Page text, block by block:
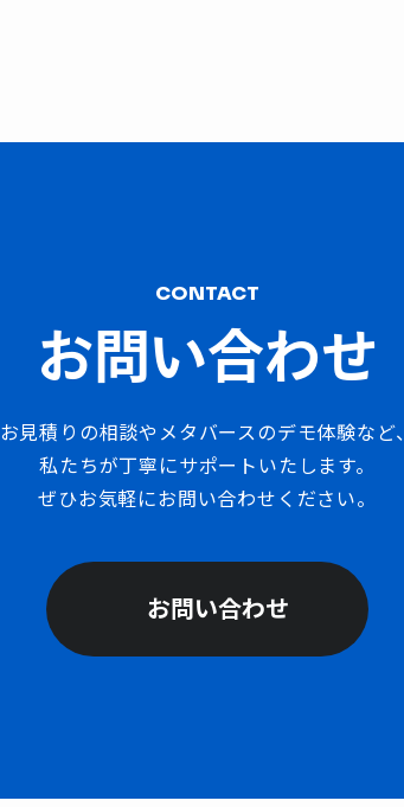
CONTACT
お問い合わせ
お見積りの相談やメタバースのデモ体験など、
私たちが丁寧にサポートいたします。
ぜひお気軽にお問い合わせください。
お問い合わせ